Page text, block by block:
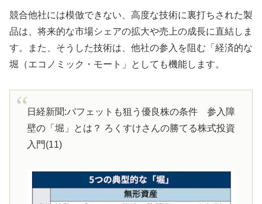
競合他社には模倣できない、高度な技術に裏打ちされた製
品は、将来的な市場シェアの拡大や売上の成長に直結しま
す。また、そうした技術は、他社の参入を阻む「経済的な
堀（エコノミック・モート」としても機能します。
日経新聞:バフェットも狙う優良株の条件 参入障
壁の「堀」とは？ ろくすけさんの勝てる株式投資
入門(11)